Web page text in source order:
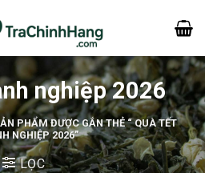
nghiệp 2026
PHẨM ĐƯỢC GẮN THẺ “ QUÀ TẾT
NGHIỆP 2026”
LỌC